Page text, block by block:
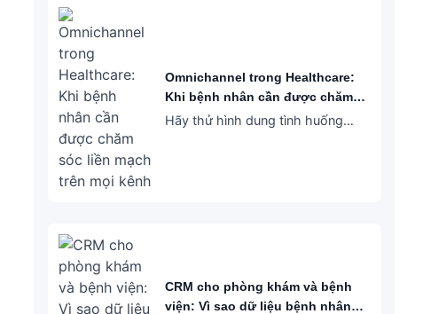
Omnichannel trong Healthcare:
Khi bệnh nhân cần được chăm
sóc liền mạch trên mọi kênh
Hãy thử hình dung tình huống
CRM cho phòng khám và bệnh
viện: Vì sao dữ liệu bệnh nhân